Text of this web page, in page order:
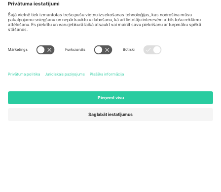
Germany
Unter den Linden 24, 10117
Berlin, Germany
United Kingdom
Kingdom
United States
Newark, Delaware 19713, United
Switzerland
Engelberg, Switzerland